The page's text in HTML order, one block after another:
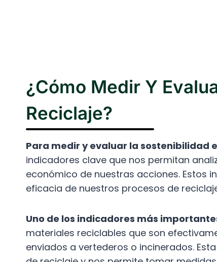
¿Cómo Medir Y
Reciclaje?
Para medir y evaluar la sostenibilidad
indicadores clave que nos permitan
económico de nuestras acciones. Estos
eficacia de nuestros procesos de
Uno de los indicadores más
materiales reciclables que son
enviados a vertederos o incinerados.